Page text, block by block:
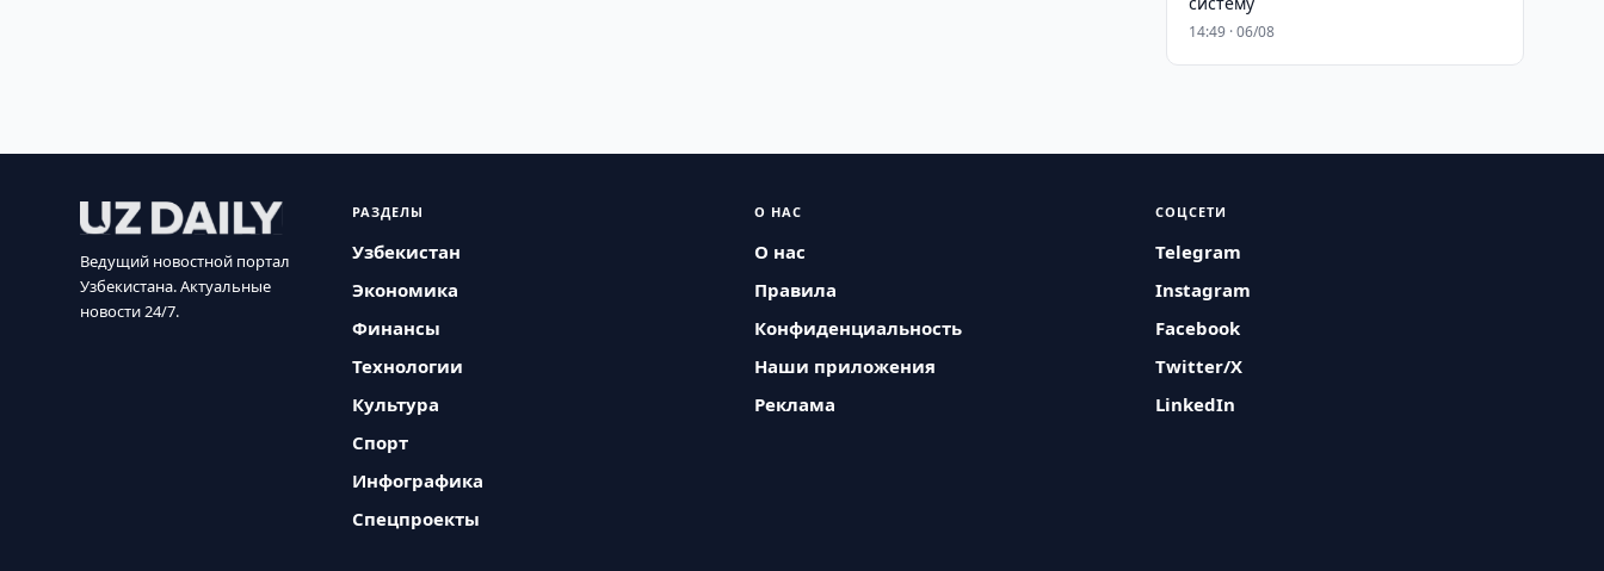
14:49 · 06/08
Ведущий новостной портал
Узбекистана. Актуальные
новости 24/7.
РАЗДЕЛЫ
Узбекистан
Экономика
Финансы
Технологии
Культура
Спорт
Инфографика
Спецпроекты
О НАС
О нас
Правила
Конфиденциальность
Наши приложения
Реклама
СОЦСЕТИ
Telegram
Instagram
Facebook
Twitter/X
LinkedIn